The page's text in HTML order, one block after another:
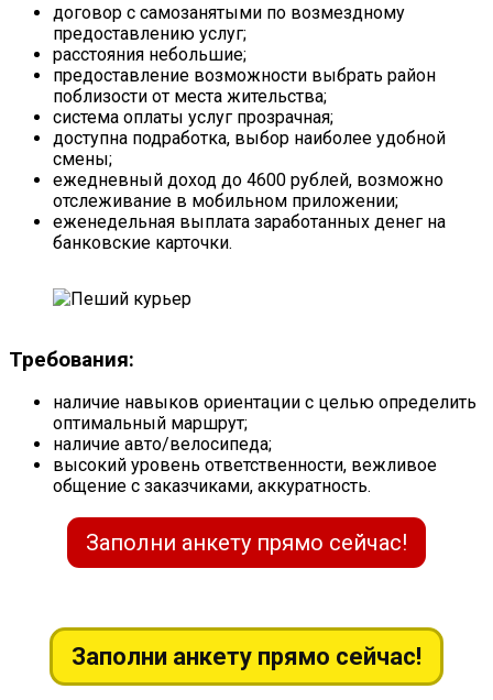
договор с самозанятыми по возмездному
предоставлению услуг;
расстояния небольшие;
предоставление возможности выбрать район
поблизости от места жительства;
система оплаты услуг прозрачная;
доступна подработка, выбор наиболее удобной
смены;
ежедневный доход до 4600 рублей, возможно
отслеживание в мобильном приложении;
еженедельная выплата заработанных денег на
банковские карточки.
Требования:
наличие навыков ориентации с целью определить
оптимальный маршрут;
наличие авто/велосипеда;
высокий уровень ответственности, вежливое
общение с заказчиками, аккуратность.
Заполни анкету прямо сейчас!
Заполни анкету прямо сейчас!